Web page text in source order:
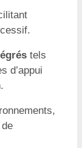
tels
d’appui